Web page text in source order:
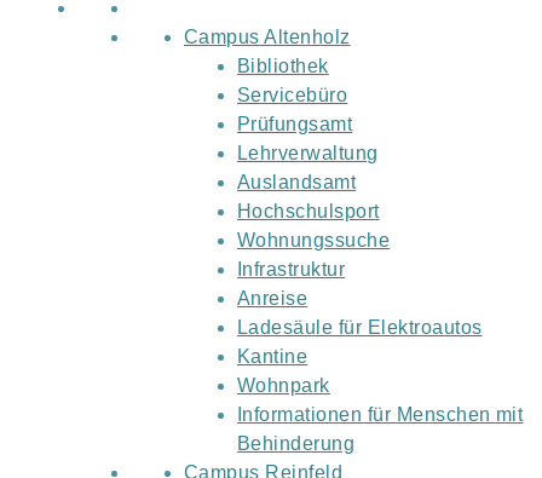
Campus Altenholz
Bibliothek
Servicebüro
Prüfungsamt
Lehrverwaltung
Auslandsamt
Hochschulsport
Wohnungssuche
Infrastruktur
Anreise
Ladesäule für Elektroautos
Kantine
Wohnpark
Informationen für Menschen mit
Behinderung
Campus Reinfeld